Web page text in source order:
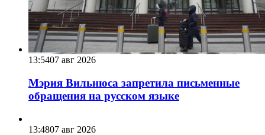
13:5407 авг 2026
Мэрия Вильнюса запретила письменные
обращения на русском языке
13:4807 авг 2026